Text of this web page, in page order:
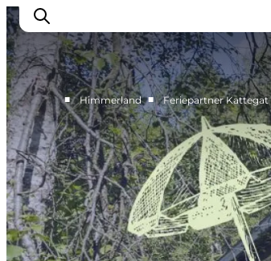
Erlebnisse
Natur
Städte und Orte
Das passiert
Reiseplanung
Praktische Informationen
■ Himmerland ■ Feriepartner